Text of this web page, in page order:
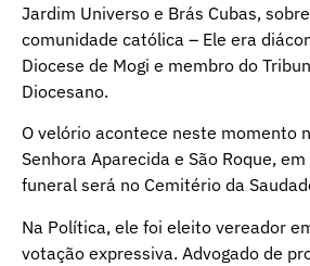
Jardim Universo e Brás Cubas,
comunidade católica – Ele era
Diocese de Mogi e membro do
Diocesano.
O velório acontece neste momento
Senhora Aparecida e São Roque, em
funeral será no Cemitério da
Na Política, ele foi eleito vereador
votação expressiva. Advogado de